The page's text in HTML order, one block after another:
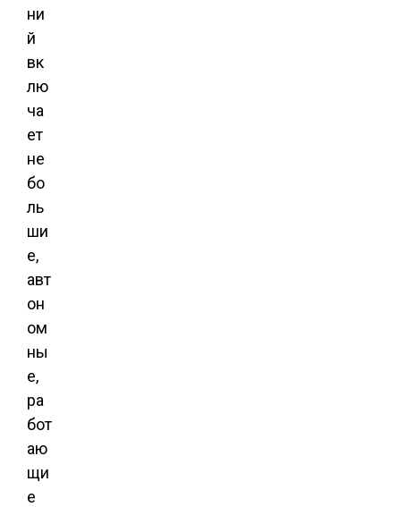
ни
й
вк
лю
ча
ет
не
бо
ль
ши
е,
авт
он
ом
ны
е,
ра
бот
аю
щи
е